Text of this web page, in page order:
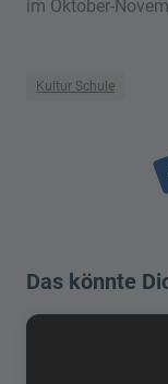
im Oktober-
Kultur Schule
Das könnte